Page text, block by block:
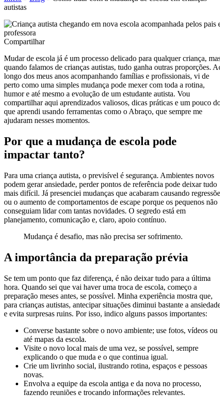
autistas
Compartilhar
Mudar de escola já é um processo delicado para qualquer criança,
quando falamos de crianças autistas, tudo ganha outras proporções.
longo dos meus anos acompanhando famílias e profissionais, vi de
perto como uma simples mudança pode mexer com toda a rotina,
humor e até mesmo a evolução de um estudante autista. Vou
compartilhar aqui aprendizados valiosos, dicas práticas e um pouco
que aprendi usando ferramentas como o Abraço, que sempre me
ajudaram nesses momentos.
Por que a mudança de escola pode
impactar tanto?
Para uma criança autista, o previsível é segurança. Ambientes novos
podem gerar ansiedade, perder pontos de referência pode deixar tudo
mais difícil. Já presenciei mudanças que acabaram causando
ou o aumento de comportamentos de escape porque os pequenos não
conseguiam lidar com tantas novidades. O segredo está em
planejamento, comunicação e, claro, apoio contínuo.
Mudança é desafio, mas não precisa ser sofrimento.
A importância da preparação prévia
Se tem um ponto que faz diferença, é não deixar tudo para a última
hora. Quando sei que vai haver uma troca de escola, começo a
preparação meses antes, se possível. Minha experiência mostra que,
para crianças autistas, antecipar situações diminui bastante a
e evita surpresas ruins. Por isso, indico alguns passos importantes:
Converse bastante sobre o novo ambiente; use fotos, vídeos ou
até mapas da escola.
Visite o novo local mais de uma vez, se possível, sempre
explicando o que muda e o que continua igual.
Crie um livrinho social, ilustrando rotina, espaços e pessoas
novas.
Envolva a equipe da escola antiga e da nova no processo,
fazendo reuniões e trocando informações relevantes.